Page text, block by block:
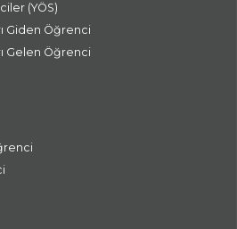
(YÖS)
Giden Öğrenci
Gelen Öğrenci